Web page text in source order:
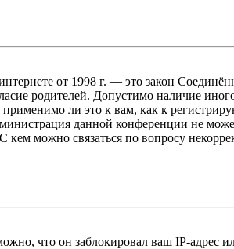
от 1998 г. — это закон
родителей. Допустимо наличие
ли это к вам, как к
данной конференции не
можно связаться по вопросу
что он заблокировал ваш IP-адрес